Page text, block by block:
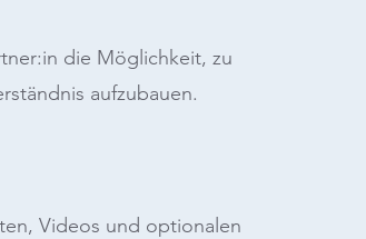
die Möglichkeit, zu
aufzubauen.
Videos und optionalen